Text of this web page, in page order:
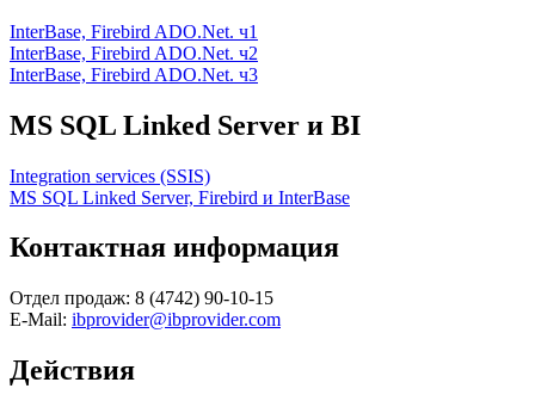
InterBase, Firebird ADO.Net. ч1
InterBase, Firebird ADO.Net. ч2
InterBase, Firebird ADO.Net. ч3
MS SQL Linked Server и BI
Integration services (SSIS)
MS SQL Linked Server, Firebird и InterBase
Контактная информация
Отдел продаж: 8 (4742) 90-10-15
E-Mail: ibprovider@ibprovider.com
Действия